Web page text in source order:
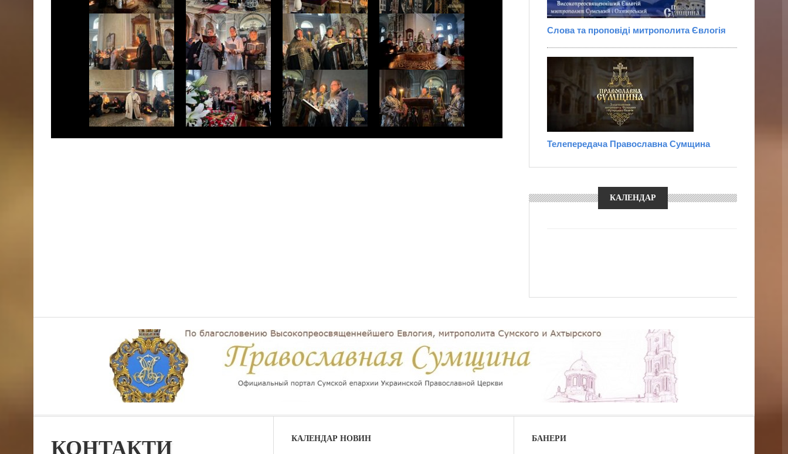
Слова та проповіді митрополита Євлогія
Телепередача Православна Сумщина
КАЛЕНДАР
КОНТАКТИ КАЛЕНДАР НОВИН БАНЕРИ